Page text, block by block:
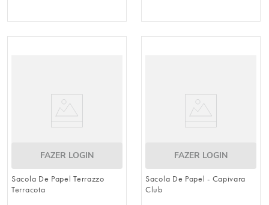
FAZER LOGIN
Sacola De Papel Terrazzo
Terracota
FAZER LOGIN
Sacola De Papel - Capivara
Club